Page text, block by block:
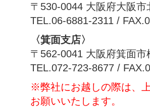
〒530-0044 大阪府大阪
TEL.06-6881-2311 /
〈箕面支店〉
〒562-0041 大阪府箕面市
TEL.072-723-8677 /
※弊社にお越しの際は、
お願いいたします。